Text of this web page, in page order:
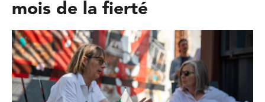
mois de la fierté